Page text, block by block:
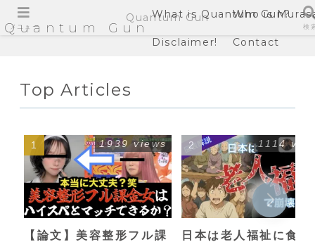
Quantum Gun
What is Quantum Gun?
Who is
Disclaimer! Contact
Top Articles
【論文】美容整形フル課
1939 views
日本は老人福祉に食い
1114
メニュー
Quantum Gun
検